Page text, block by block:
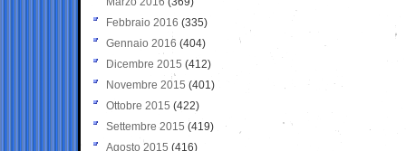
Febbraio 2016 (335)
Gennaio 2016 (404)
Dicembre 2015 (412)
Novembre 2015 (401)
Ottobre 2015 (422)
Settembre 2015 (419)
Agosto 2015 (416)